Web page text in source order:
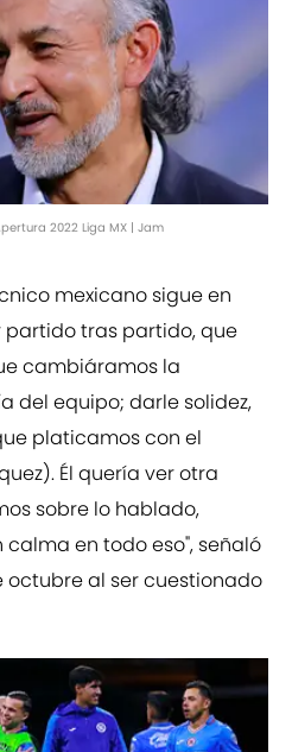
2022 Liga MX | Jam
mexicano sigue en
partido tras partido, que
cambiáramos la
del equipo; darle solidez,
platicamos con el
Él quería ver otra
sobre lo hablado,
en todo eso", señaló
octubre al ser cuestionado